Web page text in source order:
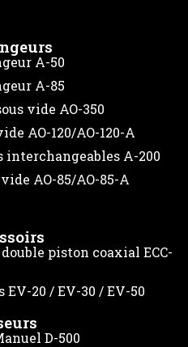
A-50
A-85
vide AO-350
AO-120/AO-120-A
interchangeables A-200
AO-85/AO-85-A
piston coaxial ECC-
20 / EV-30 / EV-50
D-500